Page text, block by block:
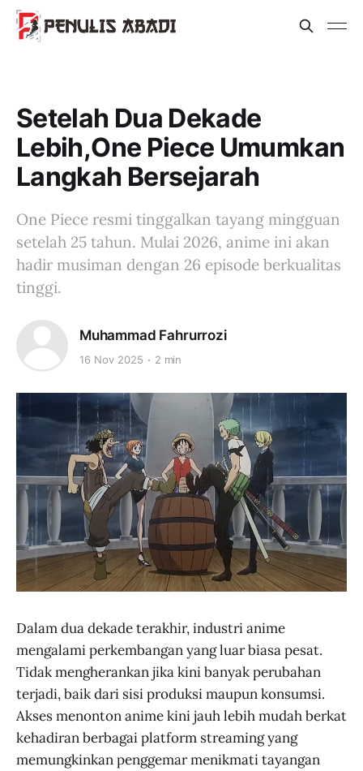
Setelah Dua Dekade
Lebih,One Piece Umumkan
Langkah Bersejarah
One Piece resmi tinggalkan tayang mingguan
setelah 25 tahun. Mulai 2026, anime ini akan
hadir musiman dengan 26 episode berkualitas
tinggi.
Muhammad Fahrurrozi
16 Nov 2025 2 min
Dalam dua dekade terakhir, industri anime
mengalami perkembangan yang luar biasa pesat.
Tidak mengherankan jika kini banyak perubahan
terjadi, baik dari sisi produksi maupun konsumsi.
Akses menonton anime kini jauh lebih mudah berkat
kehadiran berbagai platform streaming yang
memungkinkan penggemar menikmati tayangan